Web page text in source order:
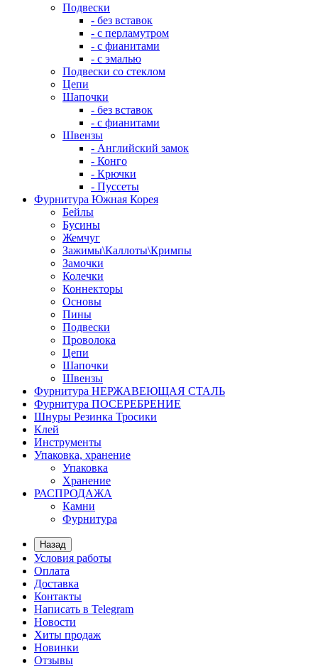
Подвески
- без вставок
- с перламутром
- с фианитами
- с эмалью
Подвески со стеклом
Цепи
Шапочки
- без вставок
- с фианитами
Швензы
- Английский замок
- Конго
- Крючки
- Пуссеты
Фурнитура Южная Корея
Бейлы
Бусины
Жемчуг
Зажимы\Каллоты\Кримпы
Замочки
Колечки
Коннекторы
Основы
Пины
Подвески
Проволока
Цепи
Шапочки
Швензы
Фурнитура НЕРЖАВЕЮЩАЯ СТАЛЬ
Фурнитура ПОСЕРЕБРЕНИЕ
Шнуры Резинка Тросики
Клей
Инструменты
Упаковка, хранение
Упаковка
Хранение
РАСПРОДАЖА
Камни
Фурнитура
Назад
Условия работы
Оплата
Доставка
Контакты
Написать в Telegram
Новости
Хиты продаж
Новинки
Отзывы